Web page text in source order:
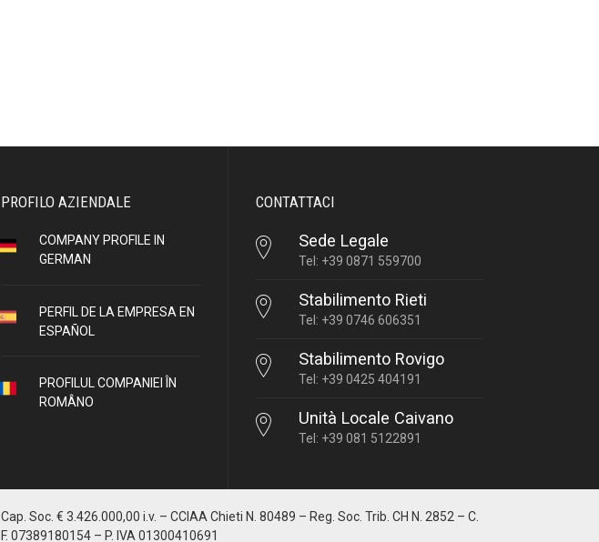
PROFILO AZIENDALE
COMPANY PROFILE IN
GERMAN
PERFIL DE LA EMPRESA EN
ESPAÑOL
PROFILUL COMPANIEI ÎN
ROMÂNO
CONTATTACI
Sede Legale
Tel: +39 0871 559700
Stabilimento Rieti
Tel: +39 0746 606351
Stabilimento Rovigo
Tel: +39 0425 404191
Unità Locale Caivano
Tel: +39 081 5122891
Cap. Soc. € 3.426.000,00 i.v. – CCIAA Chieti N. 80489 – Reg. Soc. Trib. CH N. 2852 – C.
F. 07389180154 – P. IVA 01300410691